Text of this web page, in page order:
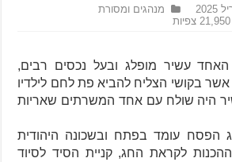
מנהגים ומסורת
21,950 צפיות
עשיר מופלג ובעל נכסים רבים,
אשר בקושי הצליח להביא פת לחם לילדיו
היה שולח עם אחד המשרתים שאריות
הפסח עומד בפתח ובשכונה היהודית
לקראת החג, קניית הסיד לסיוד